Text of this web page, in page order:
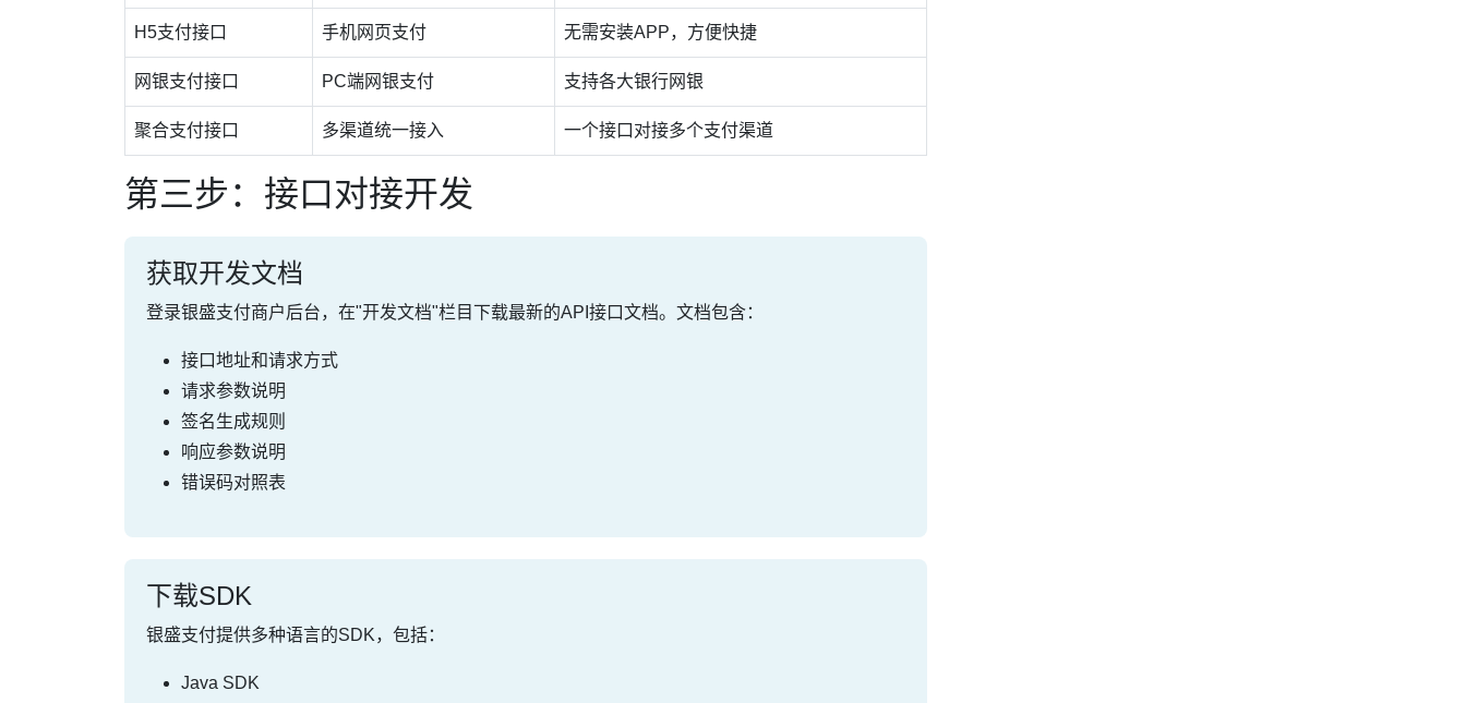
H5支付接口 手机网页支付 无需安装APP，方便快捷
网银支付接口 PC端网银支付 支持各大银行网银
聚合支付接口 多渠道统一接入 一个接口对接多个支付渠道
第三步：接口对接开发
获取开发文档
登录银盛支付商户后台，在"开发文档"栏目下载最新的API接口文档。文档包含：
接口地址和请求方式
请求参数说明
签名生成规则
响应参数说明
错误码对照表
下载SDK
银盛支付提供多种语言的SDK，包括：
Java SDK